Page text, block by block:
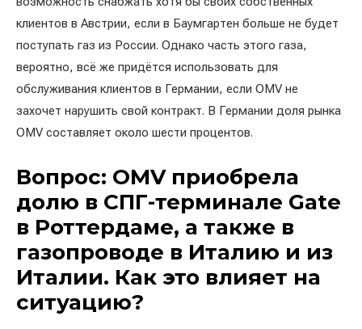
клиентов в Австрии, если в Баумгартен больше не будет
поступать газ из России. Однако часть этого газа,
вероятно, всё же придётся использовать для
обслуживания клиентов в Германии, если OMV не
захочет нарушить свой контракт. В Германии доля рынка
OMV составляет около шести процентов.
Вопрос: OMV приобрела
долю в СПГ-терминале Gate
в Роттердаме, а также в
газопроводе в Италию и из
Италии. Как это влияет на
ситуацию?